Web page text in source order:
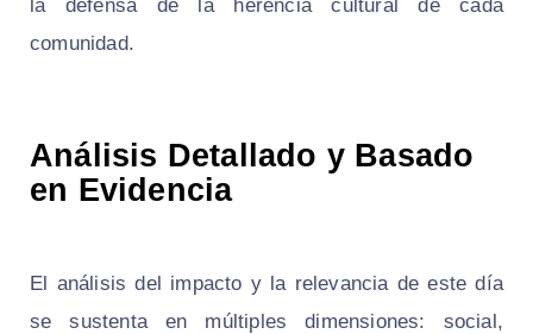
la defensa de la herencia cultural de cada
comunidad.
Análisis Detallado y Basado
en Evidencia
El análisis del impacto y la relevancia de este día
se sustenta en múltiples dimensiones: social,